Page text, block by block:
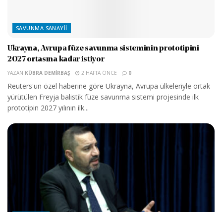
SAVUNMA SANAYII
Ukrayna, Avrupa füze savunma sisteminin prototipini
2027 ortasına kadar istiyor
YAZAN KÜBRA DEMIRBAŞ 2 HAFTA ÖNCE 0
Reuters'un özel haberine göre Ukrayna, Avrupa ülkeleriyle ortak
yürütülen Freyja balistik füze savunma sistemi projesinde ilk
prototipin 2027 yılının ilk...